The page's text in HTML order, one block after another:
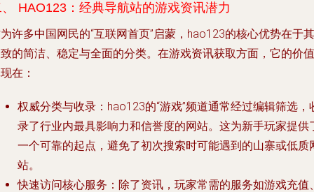
HAO123：经典导航站的游戏资讯潜力
许多中国网民的“互联网首页”启蒙，hao123的核心优势在于其
的简洁、稳定与全面的分类。在游戏资讯获取方面，它的价值
在：
权威分类与收录 ：hao123的“游戏”频道通常经过编辑筛选，
录了行业内最具影响力和信誉度的网站。这为新手玩家提供
一个可靠的起点，避免了初次搜索时可能遇到的山寨或低质
站。
快速访问核心服务 ：除了资讯，玩家常需的服务如游戏充值